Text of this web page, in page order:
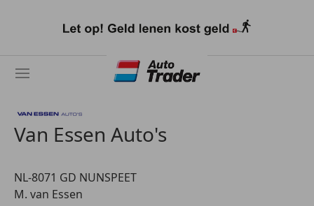
naar
Van Essen Auto's
NL-8071 GD NUNSPEET
M. van Essen